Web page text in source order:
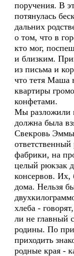
поручения. В
потянулась
дальних
о том, что в
кто мог,
и близким.
из письма и
что тетя Маша
квартиры
конфетами.
Мы разложили
должна была
Свекровь
ответственный
фабрики, на
целый рюкзак
консервов. Их,
дома. Нельзя
хлеба -
ли не главный
родины. По
приходить
родные края -